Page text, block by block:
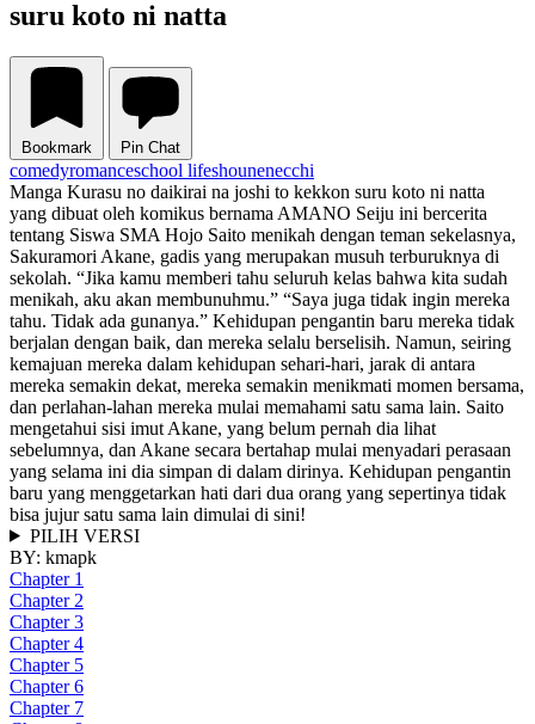
suru koto ni natta
Bookmark Pin Chat
comedyromanceschool lifeshounenecchi
Manga Kurasu no daikirai na joshi to kekkon suru koto ni natta
yang dibuat oleh komikus bernama AMANO Seiju ini bercerita
tentang Siswa SMA Hojo Saito menikah dengan teman sekelasnya,
Sakuramori Akane, gadis yang merupakan musuh terburuknya di
sekolah. “Jika kamu memberi tahu seluruh kelas bahwa kita sudah
menikah, aku akan membunuhmu.” “Saya juga tidak ingin mereka
tahu. Tidak ada gunanya.” Kehidupan pengantin baru mereka tidak
berjalan dengan baik, dan mereka selalu berselisih. Namun, seiring
kemajuan mereka dalam kehidupan sehari-hari, jarak di antara
mereka semakin dekat, mereka semakin menikmati momen bersama,
dan perlahan-lahan mereka mulai memahami satu sama lain. Saito
mengetahui sisi imut Akane, yang belum pernah dia lihat
sebelumnya, dan Akane secara bertahap mulai menyadari perasaan
yang selama ini dia simpan di dalam dirinya. Kehidupan pengantin
baru yang menggetarkan hati dari dua orang yang sepertinya tidak
bisa jujur satu sama lain dimulai di sini!
PILIH VERSI
BY: kmapk
Chapter 1
Chapter 2
Chapter 3
Chapter 4
Chapter 5
Chapter 6
Chapter 7